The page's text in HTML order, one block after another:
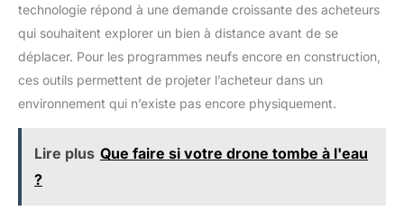
technologie répond à une demande croissante des acheteurs
qui souhaitent explorer un bien à distance avant de se
déplacer. Pour les programmes neufs encore en construction,
ces outils permettent de projeter l’acheteur dans un
environnement qui n’existe pas encore physiquement.
Lire plus Que faire si votre drone tombe à l'eau
?